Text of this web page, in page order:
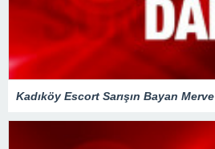
Kadıköy Escort Sarışın Bayan Merve